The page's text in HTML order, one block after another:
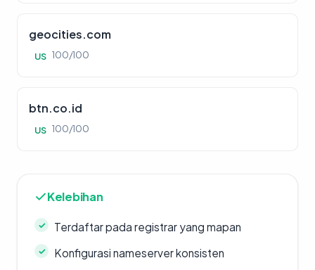
geocities.com
US 100/100
btn.co.id
US 100/100
Kelebihan
Terdaftar pada registrar yang mapan
Konfigurasi nameserver konsisten